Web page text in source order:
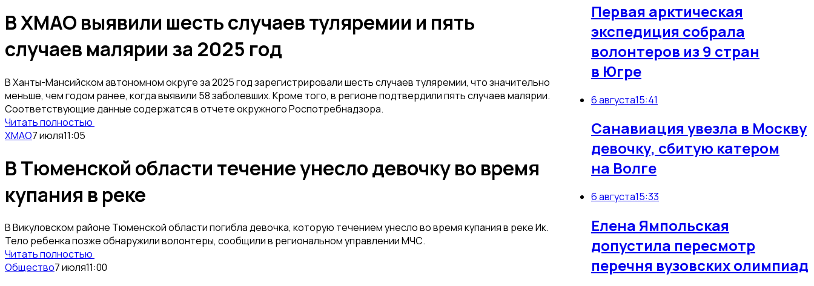
Первая арктическая
экспедиция собрала
волонтеров из 9 стран
в Югре
6 августа15:41
Санавиация увезла в Москву
девочку, сбитую катером
на Волге
6 августа15:33
Елена Ямпольская
допустила пересмотр
перечня вузовских олимпиад
В ХМАО выявили шесть случаев туляремии и пять
случаев малярии за 2025 год
В Ханты-Мансийском автономном округе за 2025 год зарегистрировали шесть случаев туляремии, что значительно
меньше, чем годом ранее, когда выявили 58 заболевших. Кроме того, в регионе подтвердили пять случаев малярии.
Соответствующие данные содержатся в отчете окружного Роспотребнадзора.
Читать полностью
ХМАО7 июля11:05
В Тюменской области течение унесло девочку во время
купания в реке
В Викуловском районе Тюменской области погибла девочка, которую течением унесло во время купания в реке Ик.
Тело ребенка позже обнаружили волонтеры, сообщили в региональном управлении МЧС.
Читать полностью
Общество7 июля11:00